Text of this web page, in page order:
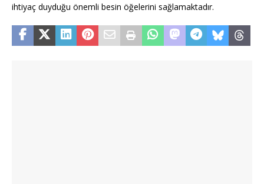
ihtiyaç duyduğu önemli besin öğelerini sağlamaktadır.